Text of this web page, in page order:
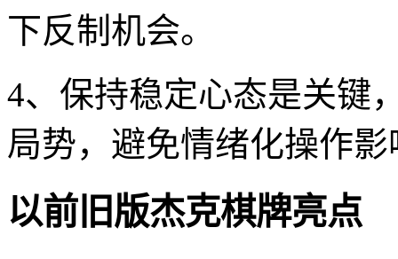
下反制机会。
4、保持稳定心态是关键
局势，避免情绪化操作
以前旧版杰克棋牌亮点